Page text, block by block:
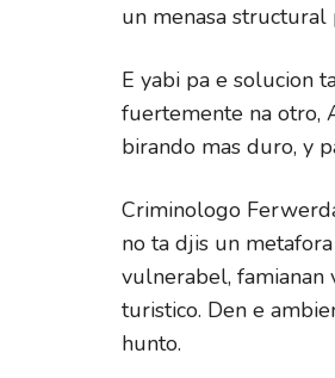
un menasa structural
E yabi pa e solucion
fuertemente na otro,
birando mas duro, y
Criminologo
no ta djis un
vulnerabel,
turistico. Den e
hunto.